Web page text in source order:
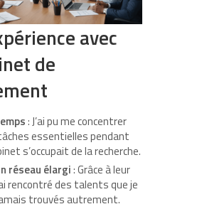
avec
de
: J’ai pu me concentrer
essentielles pendant
s’occupait de la recherche.
réseau élargi: Grâce à leur
rencontré des talents que je
trouvés autrement.